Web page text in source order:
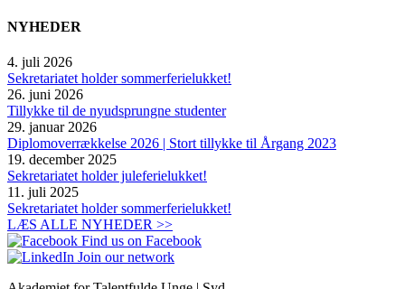
NYHEDER
4. juli 2026
Sekretariatet holder sommerferielukket!
26. juni 2026
Tillykke til de nyudsprungne studenter
29. januar 2026
Diplomoverrækkelse 2026 | Stort tillykke til Årgang 2023
19. december 2025
Sekretariatet holder juleferielukket!
11. juli 2025
Sekretariatet holder sommerferielukket!
LÆS ALLE NYHEDER >>
Find us on Facebook
Join our network